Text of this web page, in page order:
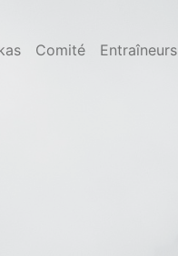
Comité Entraîneurs